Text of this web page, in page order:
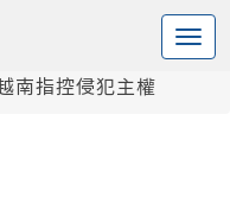
南指控侵犯主權